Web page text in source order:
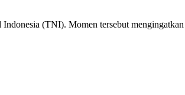
(TNI). Momen tersebut